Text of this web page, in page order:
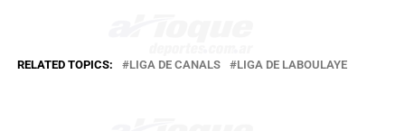
RELATED TOPICS: LIGA DE CANALS LIGA DE LABOULAYE